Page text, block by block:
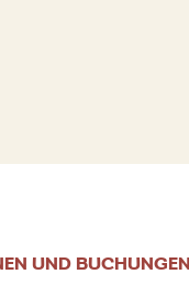
UND BUCHUNGEN